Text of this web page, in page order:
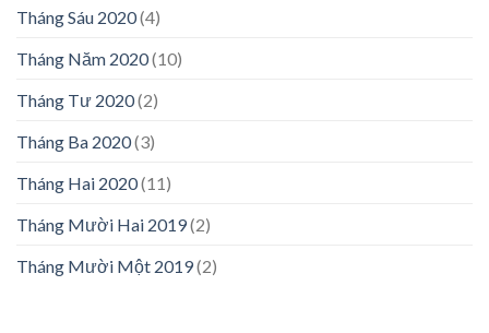
Tháng Sáu 2020(4)
Tháng Năm 2020(10)
Tháng Tư 2020(2)
Tháng Ba 2020(3)
Tháng Hai 2020(11)
Tháng Mười Hai 2019(2)
Tháng Mười Một 2019(2)